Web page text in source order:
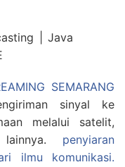
SEMARANG
sinyal ke
melalui satelit,
penyiaran
ilmu komunikasi.